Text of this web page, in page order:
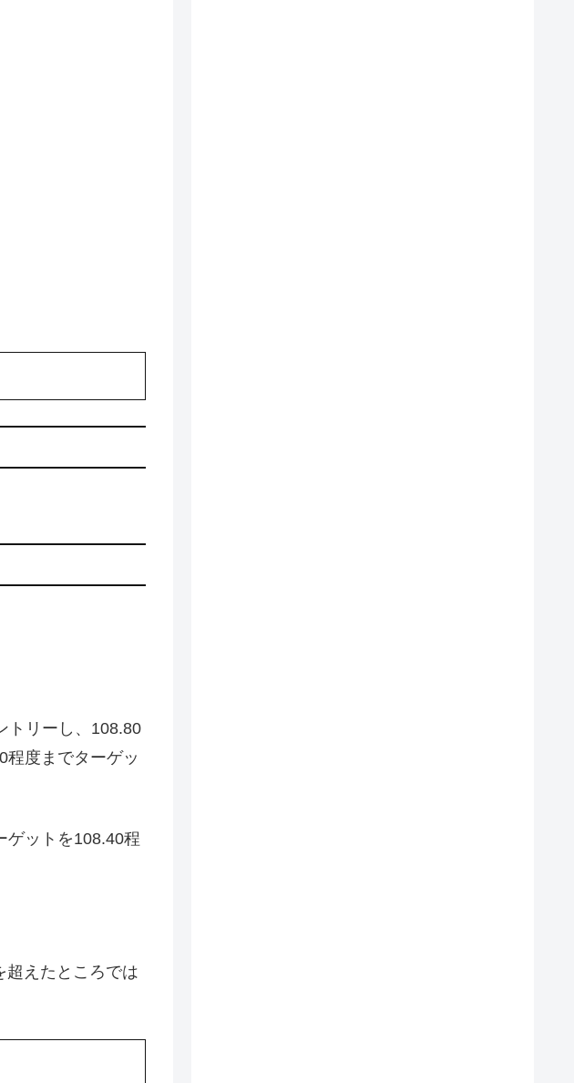
トリーし、108.80
度までターゲッ
ゲットを108.40程
超えたところでは